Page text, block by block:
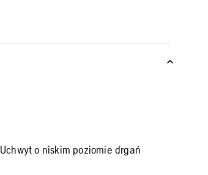
Uchwyt o niskim poziomie drgań